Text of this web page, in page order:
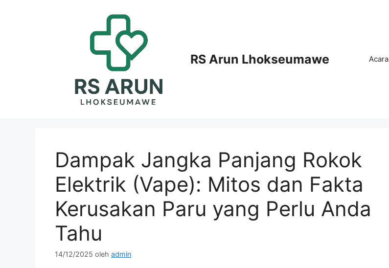
RS Arun Lhokseumawe Acara
Dampak Jangka Panjang Rokok
Elektrik (Vape): Mitos dan Fakta
Kerusakan Paru yang Perlu Anda
Tahu
14/12/2025 oleh admin